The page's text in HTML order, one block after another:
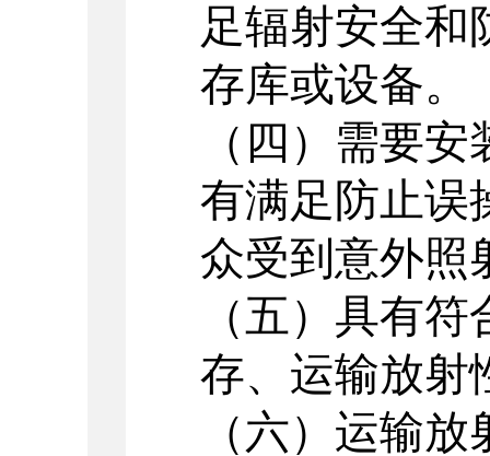
足辐射安全和
存库或设备。
（四）需要
有满足防止误
众受到意外照
（五）具有
存、运输放射
（六）运输